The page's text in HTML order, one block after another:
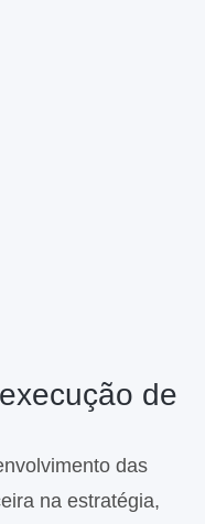
de
das
na estratégia,